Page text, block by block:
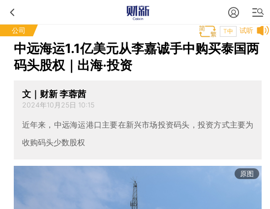
公司 试听
T中
中远海运1.1亿美元从李嘉诚手中购买泰国两
码头股权｜出海·投资
文｜财新 李蓉茜
2024年10月25日 10:15
近年来，中远海运港口主要在新兴市场投资码头，投资方式主要为
收购码头少数股权
原图